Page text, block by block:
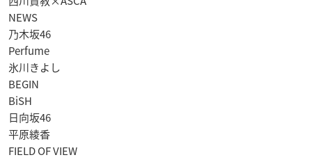
NEWS
乃木坂46
Perfume
氷川きよし
BEGIN
BiSH
日向坂46
平原綾香
FIELD OF VIEW